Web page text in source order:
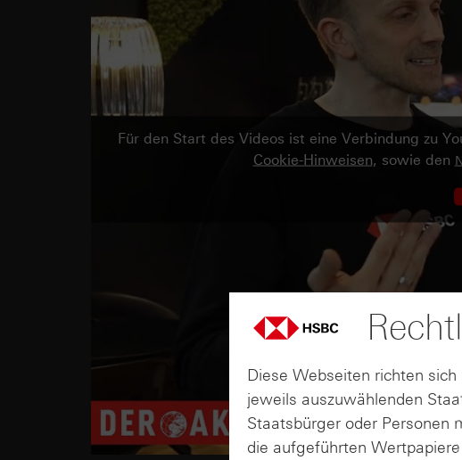
Für den Start des Videos ist eine Verbindung zu
Cookie-Hinweisen, sowie den
Diese Webseiten richten
jeweils auszuwählenden
Staatsbürger oder Personen
die aufgeführten